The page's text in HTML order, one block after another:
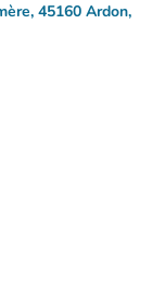
45160 Ardon,